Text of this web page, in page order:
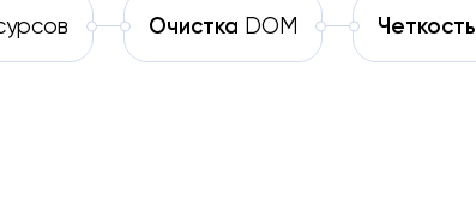
Очистка DOM Четкость